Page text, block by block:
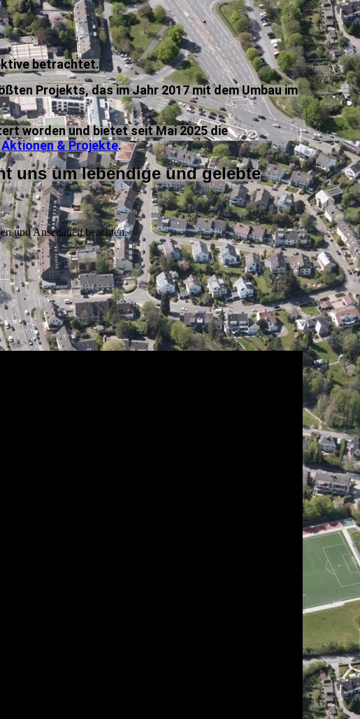
betrachtet.
Projekts, das im Jahr 2017 mit dem Umbau im
worden und bietet seit Mai 2025 die
Aktionen & Projekte.
uns um lebendige und gelebte
und Anschauen beachten.